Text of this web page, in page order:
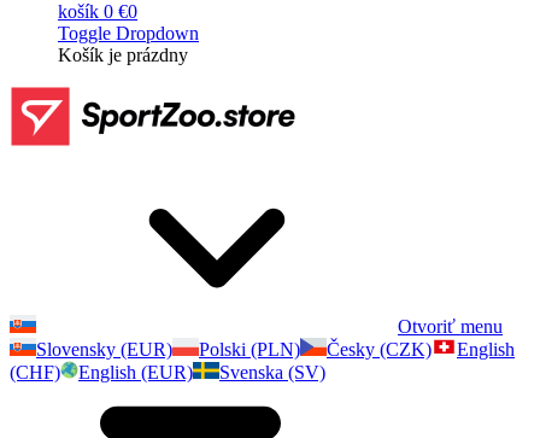
košík 0 €0
Toggle Dropdown
Košík je prázdny
Otvoriť menu
Slovensky (EUR)
Polski (PLN) Česky (CZK)
English
(CHF)
English (EUR) Svenska (SV)